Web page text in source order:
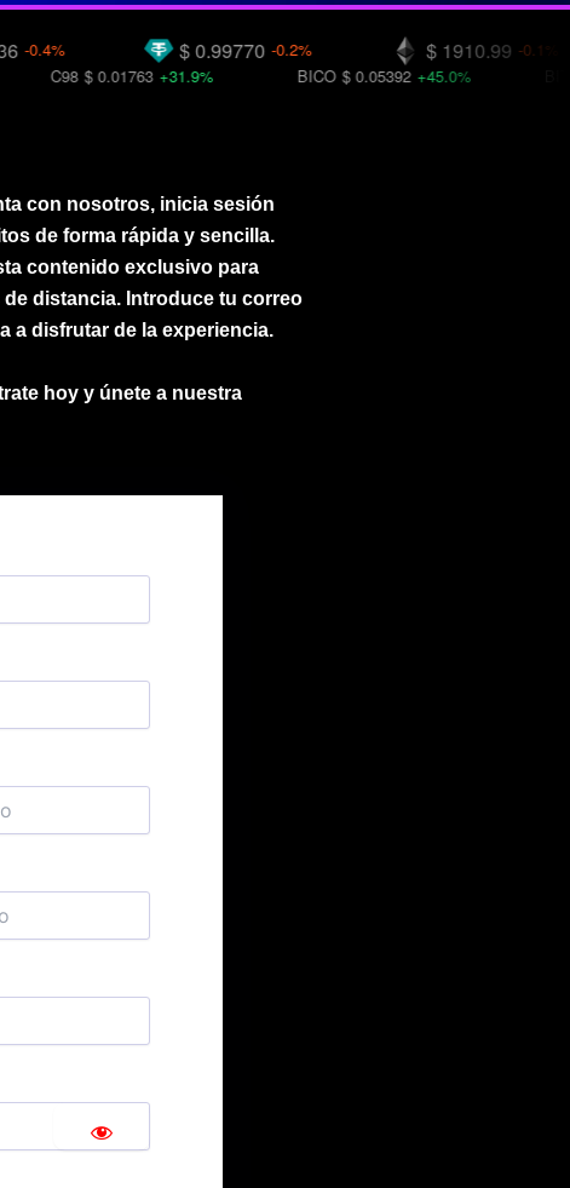
$ 1910.99 -0.1%
$ 0.99770 -0.2%
BITCOIN
$ 0.05392 +45.0%
$ 0.01763 +31.9%
con nosotros, inicia sesión
de forma rápida y sencilla.
contenido exclusivo para
distancia. Introduce tu correo
a disfrutar de la experiencia.
hoy y únete a nuestra